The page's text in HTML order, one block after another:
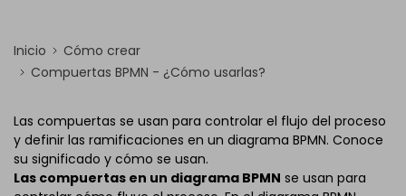
Inicio
Cómo crear
Compuertas BPMN - ¿Cómo usarlas?
Las compuertas se usan para controlar el flujo del proceso
y definir las ramificaciones en un diagrama BPMN. Conoce
su significado y cómo se usan.
Las compuertas en un diagrama BPMN se usan para